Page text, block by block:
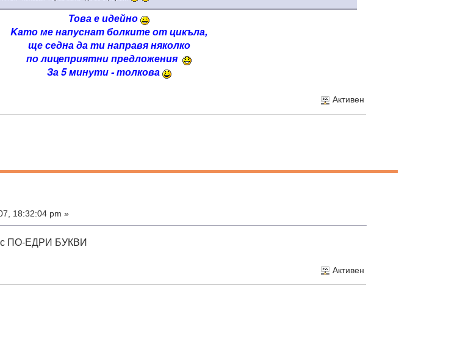
Това е идейно
Kато ме напуснат болките от цикъла,
ще седна да ти направя няколко
по лицеприятни предложения
За 5 минути - толкова
Активен
18:32:04 pm »
с ПО-ЕДРИ БУКВИ
Активен